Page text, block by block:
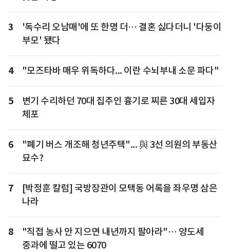
3
'독수리 오남매'에 또 한명 더… 결혼 싫다더니 '다둥이
부모' 됐다
4 "모즈타바 매우 위독하다... 이란 수뇌부내 소문 파다"
5
변기 수리하던 70대 집주인 흉기로 찌른 30대 세입자
체포
6
"폐기 버스 개조해 청년주택"... 與 3선 의원의 부동산
묘수?
7
[박정훈 칼럼] 국방장관이 모택동 어록을 좌우명 삼은
나라
8
"직접 농사 안 지으면 내년까지 팔아라"… 양도세
중과에 떨고 있는 6070